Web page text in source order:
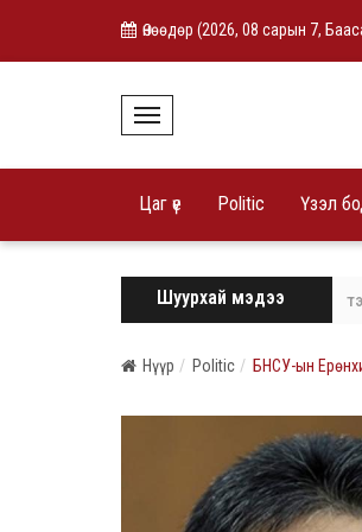
Өнөөдөр (2026, 08 сарын 7,
T
o
g
e
a
a
i
o
Цаг үе Politic Үзэл
Шуурхай мэдээ
оюунд суурилсан, эрчим хүчний хэмнэлттэй
Нүүр Politic БНСУ-ын